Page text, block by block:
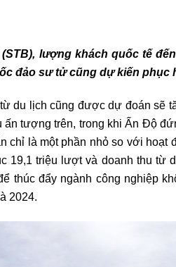
lượng khách quốc tế
đảo sư tử cũng dự kiến phục
du lịch cũng được dự đoán sẽ
ấn tượng trên, trong khi Ấn Độ
chỉ là một phần nhỏ so với
19,1 triệu lượt và doanh thu từ
thúc đẩy ngành công nghiệp
2024.